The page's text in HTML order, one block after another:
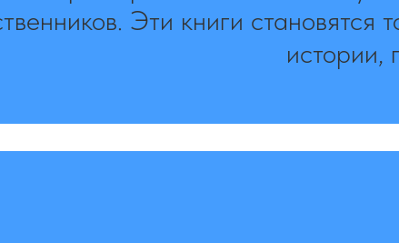
Эти книги становятся
истории,